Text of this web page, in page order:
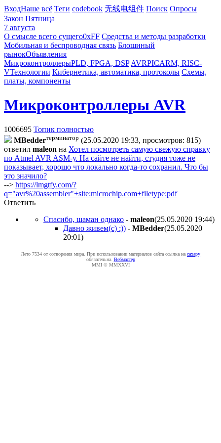
ВходНаше всё Теги codebook 无线电组件 Поиск Опросы
Закон Пятница
7 августа
О смысле всего сущего0xFF Средства и методы разработки
Мобильная и беспроводная связь Блошиный
рынокОбъявления
МикроконтроллерыPLD, FPGA, DSP AVRPICARM, RISC-
VТехнологии Кибернетика, автоматика, протоколы Схемы,
платы, компоненты
Микроконтроллеры AVR
1006695 Топик полностью
MBedderтерминатор (25.05.2020 19:33, просмотров: 815)
ответил maleon на Хотел посмотреть самую свежую справку
по Atmel AVR ASM-у. На сайте не найти, студия тоже не
показывает, хорошо что локально когда-то сохранил. Что бы
это значило?
--> https://lmgtfy.com/?
q="avr%20assembler"+site:microchip.com+filetype:pdf
Ответить
Спасибо, шаман однако - maleon(25.05.2020 19:44)
Давно живем(с) :)) - MBedder(25.05.2020
20:01)
Лето 7534 от сотворения мира. При использовании материалов сайта ссылка на caxapу
обязательна. Вебмастер
MMI © MMXXVI